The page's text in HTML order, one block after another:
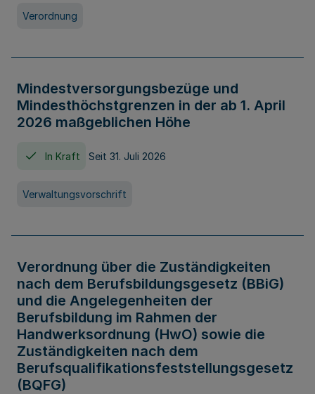
Verordnung
Mindestversorgungsbezüge und
Mindesthöchstgrenzen in der ab 1. April
2026 maßgeblichen Höhe
In Kraft Seit 31. Juli 2026
Verwaltungsvorschrift
Verordnung über die Zuständigkeiten
nach dem Berufsbildungsgesetz (BBiG)
und die Angelegenheiten der
Berufsbildung im Rahmen der
Handwerksordnung (HwO) sowie die
Zuständigkeiten nach dem
Berufsqualifikationsfeststellungsgesetz
(BQFG)